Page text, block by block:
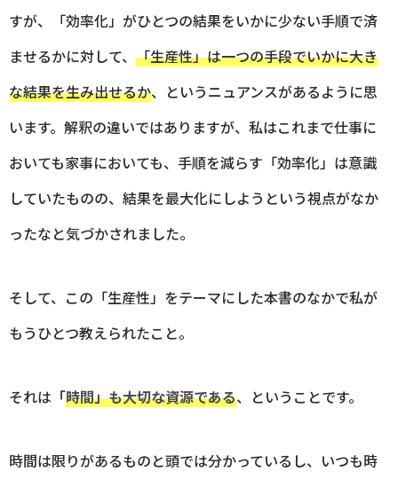
すが、「効率化」がひとつの結果をいかに少ない手順で済
ませるかに対して、 「生産性」は一つの手段でいかに大き
な結果を生み出せるか、というニュアンスがあるように思
います。解釈の違いではありますが、私はこれまで仕事に
おいても家事においても、手順を減らす「効率化」は意識
していたものの、結果を最大化にしようという視点がなか
ったなと気づかされました。
そして、この「生産性」をテーマにした本書のなかで私が
もうひとつ教えられたこと。
それは 「時間」も大切な資源である、ということです。
時間は限りがあるものと頭では分かっているし、いつも時